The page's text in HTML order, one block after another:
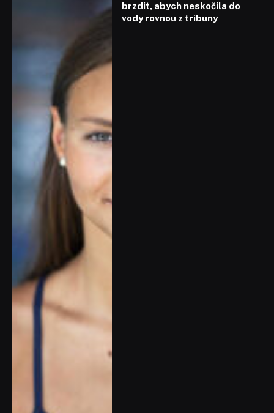
brzdit, abych neskočila do
vody rovnou z tribuny